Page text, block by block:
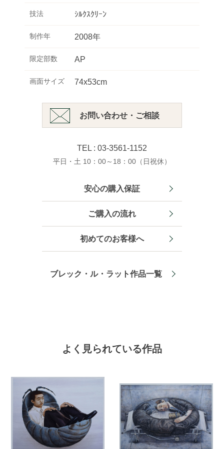
技法 ｼﾙｸｽｸﾘｰﾝ
制作年 2008年
限定部数 AP
画面サイズ 74x53cm
お問い合わせ・ご相談
TEL : 03-3561-1152
平日・土 10：00～18：00（日祝休）
安心の購入保証
ご購入の流れ
初めてのお客様へ
ブレック・ル・ラット作品一覧
よく見られている作品